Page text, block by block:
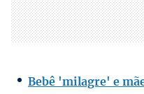
Bebê 'milagre' e